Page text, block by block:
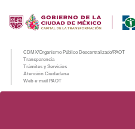
CDMX/Organismo Público Descentralizado/PAOT
Transparencia
Trámites y Servicios
Atención Ciudadana
Web e-mail PAOT